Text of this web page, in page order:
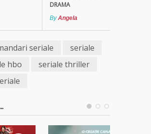
DRAMA
ByAngela
seriale
seriale
hbo
seriale thriller